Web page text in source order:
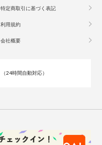
特定商取引に基づく表記
利用規約
会社概要
（24時間自動対応）